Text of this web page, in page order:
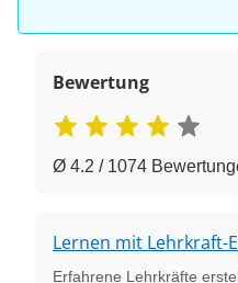
Bewertung
Ø 4.2 / 1074
Lernen mit Lehrkraft-
Erfahrene Lehrkräfte